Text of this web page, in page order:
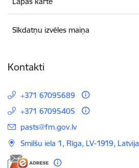
Sīkdatņu izvēles maiņa
Kontakti
+371 67095689
+371 67095405
E-pasts:
pasts@fm.gov.lv
Smilšu iela 1, Rīga, LV-1919, Latvija